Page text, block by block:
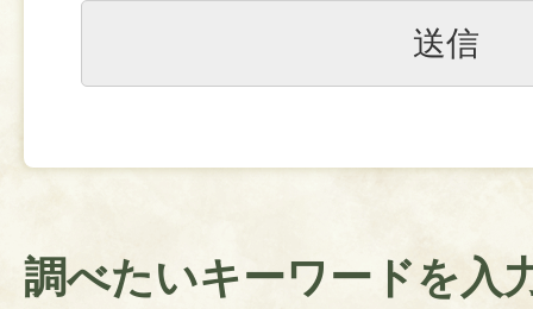
調べたいキーワードを入